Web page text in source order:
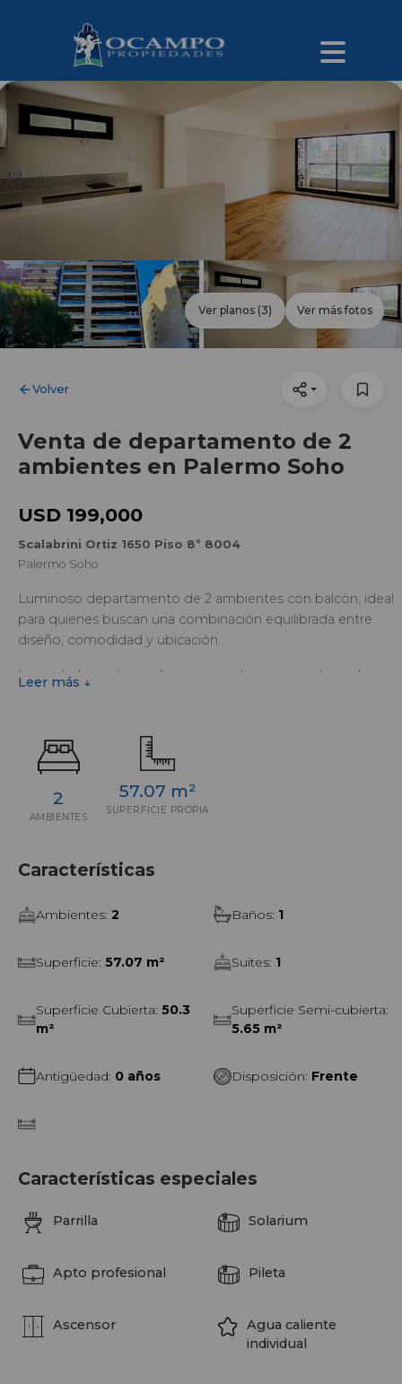
Volver
Venta de departamento de 2
ambientes en Palermo Soho
Ver planos (3) Ver más fotos
USD 199,000
Scalabrini Ortiz 1650 Piso 8º 8004
Palermo Soho
Luminoso departamento de 2 ambientes con balcón, ideal
para quienes buscan una combinación equilibrada entre
diseño, comodidad y ubicación.
La unidad cuenta con living-comedor, cocina integrada,
ambiente. El balcón aporta una agradable expansión
exterior y una excelente entrada de luz natural.
Ubicado en un edificio con amenities y detalles de calidad,
ofrece una propuesta versátil tanto para vivienda
reglamento. Una excelente oportunidad para vivir o
generar renta en una de las zonas con mayor demanda de
Leer más ↓
2
AMBIENTES
57.07 m²
SUPERFICIE PROPIA
Características
Ambientes: 2 Baños: 1
Superficie: 57.07 m² Suites: 1
Superficie Cubierta: 50.3
m²
Superficie Semi-cubierta:
5.65 m²
Antigüedad: 0 años Disposición: Frente
Características especiales
Parrilla Solarium
Apto profesional Pileta
Ascensor
Agua caliente
individual